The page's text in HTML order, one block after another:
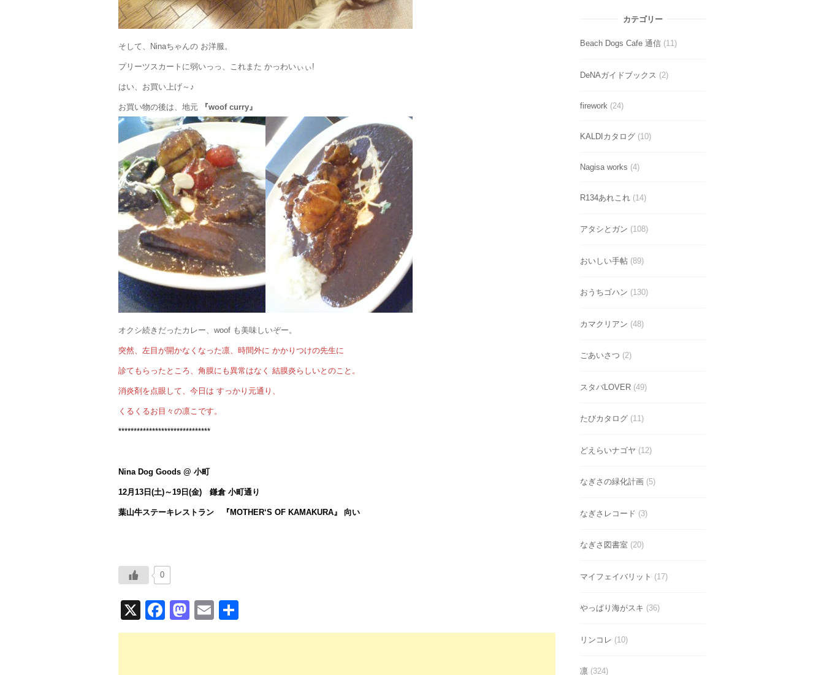
そして、Ninaちゃんの お洋服。
プリーツスカートに弱いっっ、これまた かっわいぃぃ!
はい、お買い上げ～♪
お買い物の後は、地元 『woof curry』
オクシ続きだったカレー、woof も美味しいぞー。
突然、左目が開かなくなった凛、時間外に かかりつけの先生に
診てもらったところ、角膜にも異常はなく 結膜炎らしいとのこと。
消炎剤を点眼して、今日は すっかり元通り、
くるくるお目々の凛こです。
******************************
Nina Dog Goods @ 小町
12月13日(土)～19日(金) 鎌倉 小町通り
葉山牛ステーキレストラン 『MOTHER‘S OF KAMAKURA』 向い
0
X
F
a
M
a
E
m 有
カテゴリー
Beach Dogs Cafe 通信(11)
DeNAガイドブックス (2)
firework(24)
KALDIカタログ(10)
Nagisa works (4)
R134あれこれ(14)
アタシとガン (108)
おいしい手帖(89)
おうちゴハン (130)
カマクリアン (48)
ごあいさつ (2)
スタバLOVER(49)
たびカタログ(11)
どえらいナゴヤ (12)
なぎさの緑化計画(5)
なぎさレコード (3)
なぎさ図書室 (20)
マイフェイバリット (17)
やっぱり海がスキ (36)
リンコレ (10)
凛(324)